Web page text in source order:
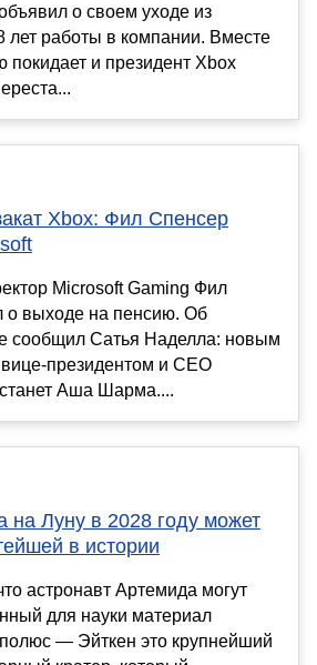
о своем уходе из
лет работы в компании. Вместе
покидает и президент Xbox
Xbox: Фил Спенсер
Microsoft Gaming Фил
о выходе на пенсию. Об
сообщил Сатья Наделла: новым
президентом и CEO
Аша Шарма....
на Луну в 2028 году может
в истории
астронавт Артемида могут
для науки материал
— Эйткен это крупнейший